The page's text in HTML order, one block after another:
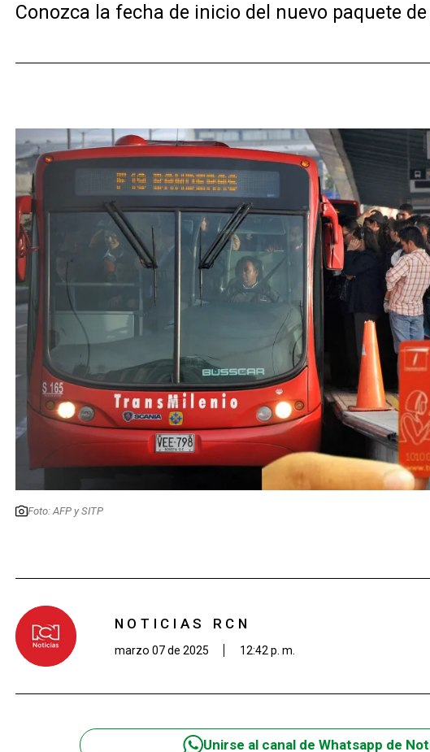
Conozca la fecha de inicio del nuevo paquete
Foto: AFP y SITP
NOTICIAS RCN
marzo 07 de 2025 12:42 p. m.
Unirse al canal de Whatsapp de